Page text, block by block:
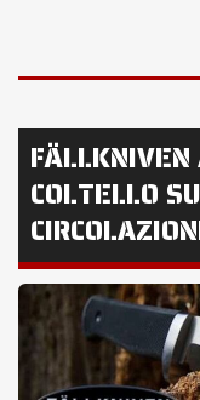
FÄLLKNIVEN
COLTELLO